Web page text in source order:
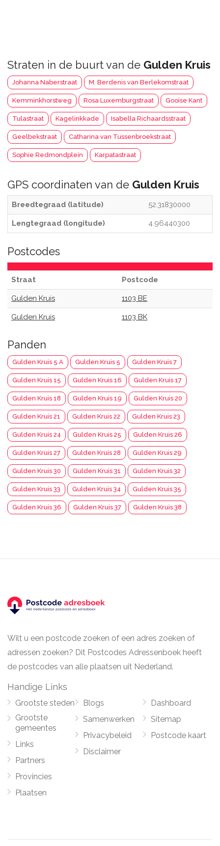
Straten in de buurt van de Gulden Kruis
Johanna Naberstraat M. Berdenis van Berlekomstraat
Kemminkhorstweg Rosa Luxemburgstraat Gooise Kant
Tulastraat Kagelinkkade Isabella Richaardsstraat
Geelbekstraat Catharina van Tussenbroekstraat
Sophie Redmondplein Karpatastraat
GPS coordinaten van de Gulden Kruis
Breedtegraad (latitude) 52.31830000
Lengtegraad (longitude) 4.96440300
Postcodes
Straat Postcode
Gulden Kruis 1103 BE
Gulden Kruis 1103 BK
Panden
Gulden Kruis 5 A Gulden Kruis 5 Gulden Kruis 7
Gulden Kruis 15 Gulden Kruis 16 Gulden Kruis 17
Gulden Kruis 18 Gulden Kruis 19 Gulden Kruis 20
Gulden Kruis 21 Gulden Kruis 22 Gulden Kruis 23
Gulden Kruis 24 Gulden Kruis 25 Gulden Kruis 26
Gulden Kruis 27 Gulden Kruis 28 Gulden Kruis 29
Gulden Kruis 30 Gulden Kruis 31 Gulden Kruis 32
Gulden Kruis 33 Gulden Kruis 34 Gulden Kruis 35
Gulden Kruis 36 Gulden Kruis 37 Gulden Kruis 38
Wilt u een postcode zoeken of een adres zoeken of
adressen zoeken? Dit Postcodes Adressenboek heeft
de postcodes van alle plaatsen uit Nederland.
Handige Links
Grootste steden
Grootste
gemeentes
Links
Partners
Provincies
Plaatsen
Blogs
Samenwerken
Privacybeleid
Disclaimer
Dashboard
Sitemap
Postcode kaart